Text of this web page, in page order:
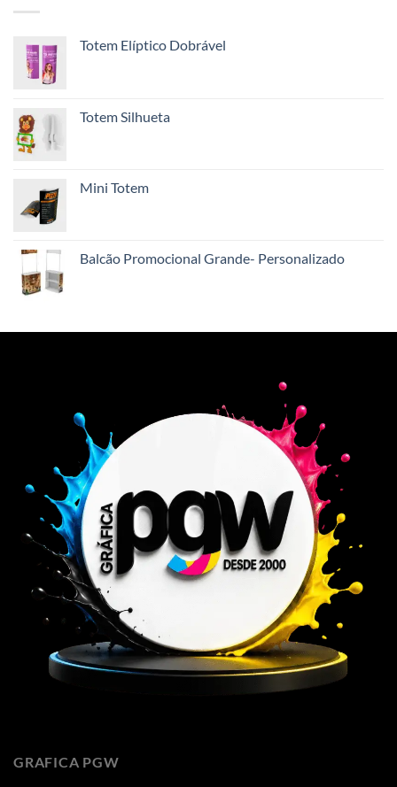
Totem Elíptico Dobrável
Totem Silhueta
Mini Totem
Balcão Promocional Grande- Personalizado
GRAFICA PGW